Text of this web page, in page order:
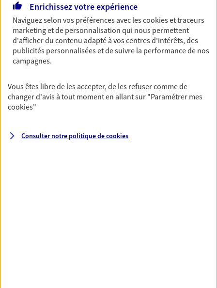
Retraite
Préparez sereinement ce nouveau chapitre de
votre vie avec les conseils d'un expert. Découvrez
notre solution PER (Plan Epargne Retraite)
spécialement conçue pour la retraite.
Découvrir l'offre Retraite
Pour un avenir serein, assurez-vous avec notre
contrat prévoyance. Préservez vos proches en cas
Enrichissez votre expérience
Naviguez selon vos préférences avec lescookies et traceurs
marketing et de personnalisation qui nous permettent
d'afficher du contenu adapté à vos centres d'intérêts, des
publicités personnalisées et de suivre la performance de nos
campagnes.
Vous êtes libre de les accepter, de les refuser comme de
changer d'avis à tout moment en allant sur "Paramétrer mes
cookies"
Consulter notre politique decookies